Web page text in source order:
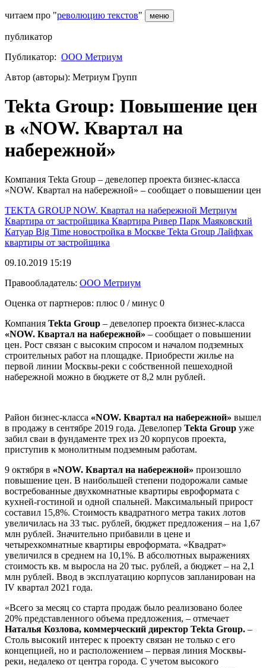
читаем про "революцию текстов" меню
публикатор
Публикатор: ООО Метриум
Автор (авторы): Метриум Групп
Tekta Group: Повышение цен
в «NOW. Квартал на
набережной»
Компания Tekta Group – девелопер проекта бизнес-класса
«NOW. Квартал на набережной» – сообщает о повышении цен
TEKTA GROUPNOW. Квартал на набережной Метриум
Квартира от застройщика Квартира Ривер Парк Маяковский
Катуар Big Time новостройка в Москве Tekta Group Лайфхак
квартиры от застройщика
09.10.2019 15:19
Правообладатель: ООО Метриум
Оценка от партнеров: плюс 0 / минус 0
Компания Tekta Group – девелопер проекта бизнес-класса
«NOW. Квартал на набережной» – сообщает о повышении
цен. Рост связан с высоким спросом и началом подземных
строительных работ на площадке. Приобрести жилье на
первой линии Москвы-реки с собственной пешеходной
набережной можно в бюджете от 8,2 млн рублей.
Район бизнес-класса «NOW. Квартал на набережной» вышел
в продажу в сентябре 2019 года. Девелопер Tekta Group уже
забил сваи в фундаменте трех из 20 корпусов проекта,
приступив к монолитным подземным работам.
9 октября в «NOW. Квартал на набережной» произошло
повышение цен. В наибольшей степени подорожали самые
востребованные двухкомнатные квартиры евроформата с
кухней-гостиной и одной спальней. Максимальный прирост
составил 15,8%. Стоимость квадратного метра таких лотов
увеличилась на 33 тыс. рублей, бюджет предложения – на 1,67
млн рублей. Значительно прибавили в цене и
четырехкомнатные квартиры евроформата. «Квадрат»
увеличился в среднем на 10,1%. В абсолютных выражениях
стоимость кв. м выросла на 20 тыс. рублей, а бюджет – на 2,1
млн рублей. Ввод в эксплуатацию корпусов запланирован на
IV квартал 2021 года.
«Всего за месяц со старта продаж было реализовано более
20% представленного объема предложения, – отмечает
Наталья Козлова, коммерческий директор Tekta Group. –
Столь высокий интерес к проекту связан не только с его
концепцией, но и расположением – первая линия Москвы-
реки, недалеко от центра города. С учетом высокого